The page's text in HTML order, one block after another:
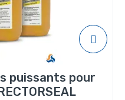
puissants pour